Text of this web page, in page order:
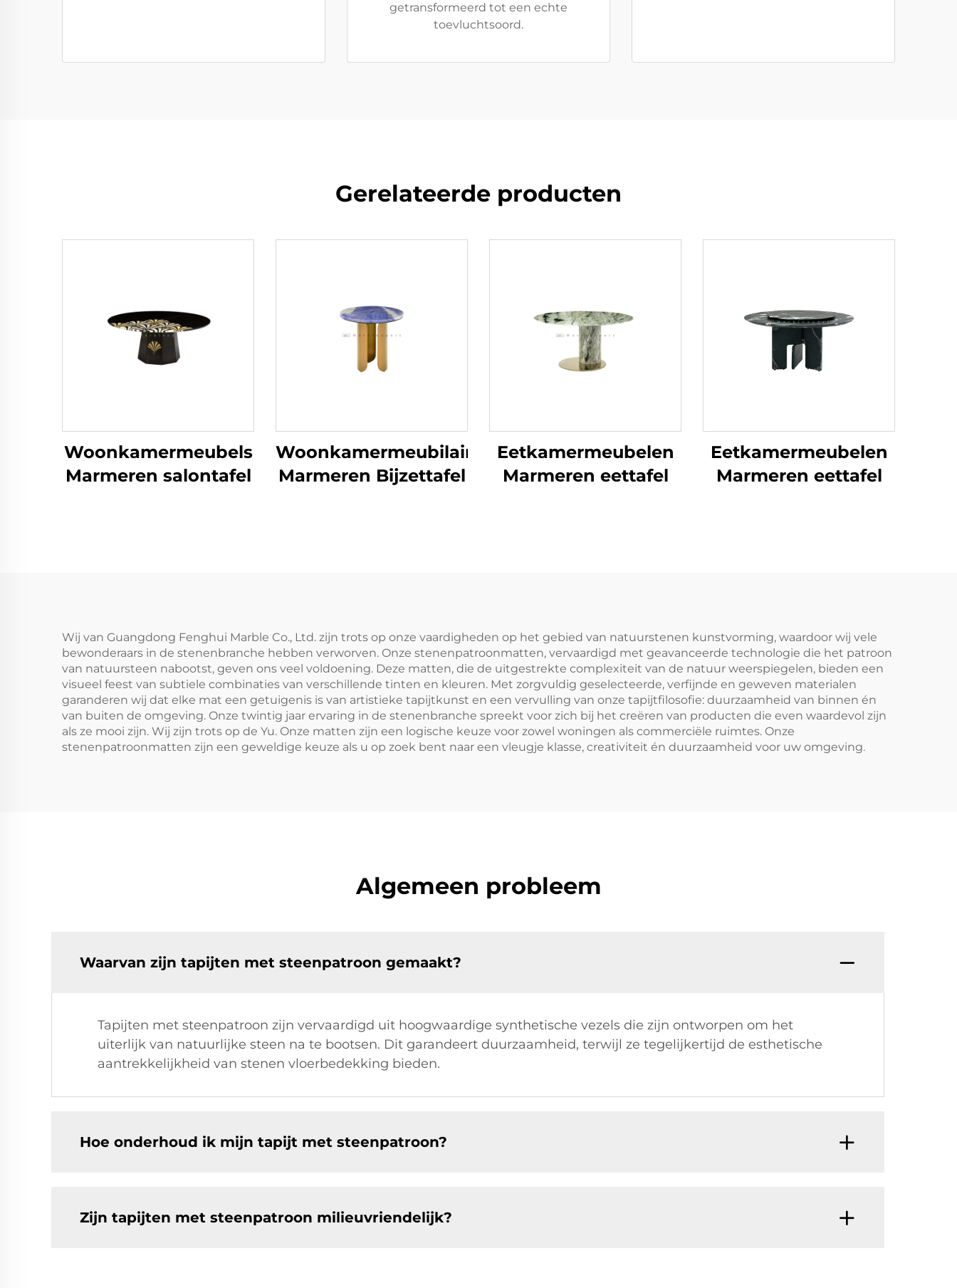
getransformeerd tot een echte
toevluchtsoord.
Gerelateerde producten
Woonkamermeubels
Marmeren salontafel
Woonkamermeubilair
Marmeren Bijzettafel
Eetkamermeubelen
Marmeren eettafel
Eetkamermeubelen
Marmeren eettafel
Wij van Guangdong Fenghui Marble Co., Ltd. zijn trots op onze vaardigheden op het gebied van natuurstenen kunstvorming, waardoor wij vele
bewonderaars in de stenenbranche hebben verworven. Onze stenenpatroonmatten, vervaardigd met geavanceerde technologie die het patroon
van natuursteen nabootst, geven ons veel voldoening. Deze matten, die de uitgestrekte complexiteit van de natuur weerspiegelen, bieden een
visueel feest van subtiele combinaties van verschillende tinten en kleuren. Met zorgvuldig geselecteerde, verfijnde en geweven materialen
garanderen wij dat elke mat een getuigenis is van artistieke tapijtkunst en een vervulling van onze tapijtfilosofie: duurzaamheid van binnen én
van buiten de omgeving. Onze twintig jaar ervaring in de stenenbranche spreekt voor zich bij het creëren van producten die even waardevol zijn
als ze mooi zijn. Wij zijn trots op de Yu. Onze matten zijn een logische keuze voor zowel woningen als commerciële ruimtes. Onze
stenenpatroonmatten zijn een geweldige keuze als u op zoek bent naar een vleugje klasse, creativiteit én duurzaamheid voor uw omgeving.
Algemeen probleem
Waarvan zijn tapijten met steenpatroon gemaakt?
Tapijten met steenpatroon zijn vervaardigd uit hoogwaardige synthetische vezels die zijn ontworpen om het
uiterlijk van natuurlijke steen na te bootsen. Dit garandeert duurzaamheid, terwijl ze tegelijkertijd de esthetische
aantrekkelijkheid van stenen vloerbedekking bieden.
Hoe onderhoud ik mijn tapijt met steenpatroon?
Zijn tapijten met steenpatroon milieuvriendelijk?